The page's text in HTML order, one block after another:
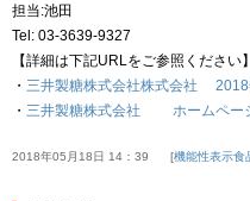
担当:池田
Tel: 03-3639-9327
【詳細は下記URLをご参照ください】
・ 三井製糖株式会社株式会社 2018
・ 三井製糖株式会社 ホームペー
2018年05月18日 14：39 機能性表示食